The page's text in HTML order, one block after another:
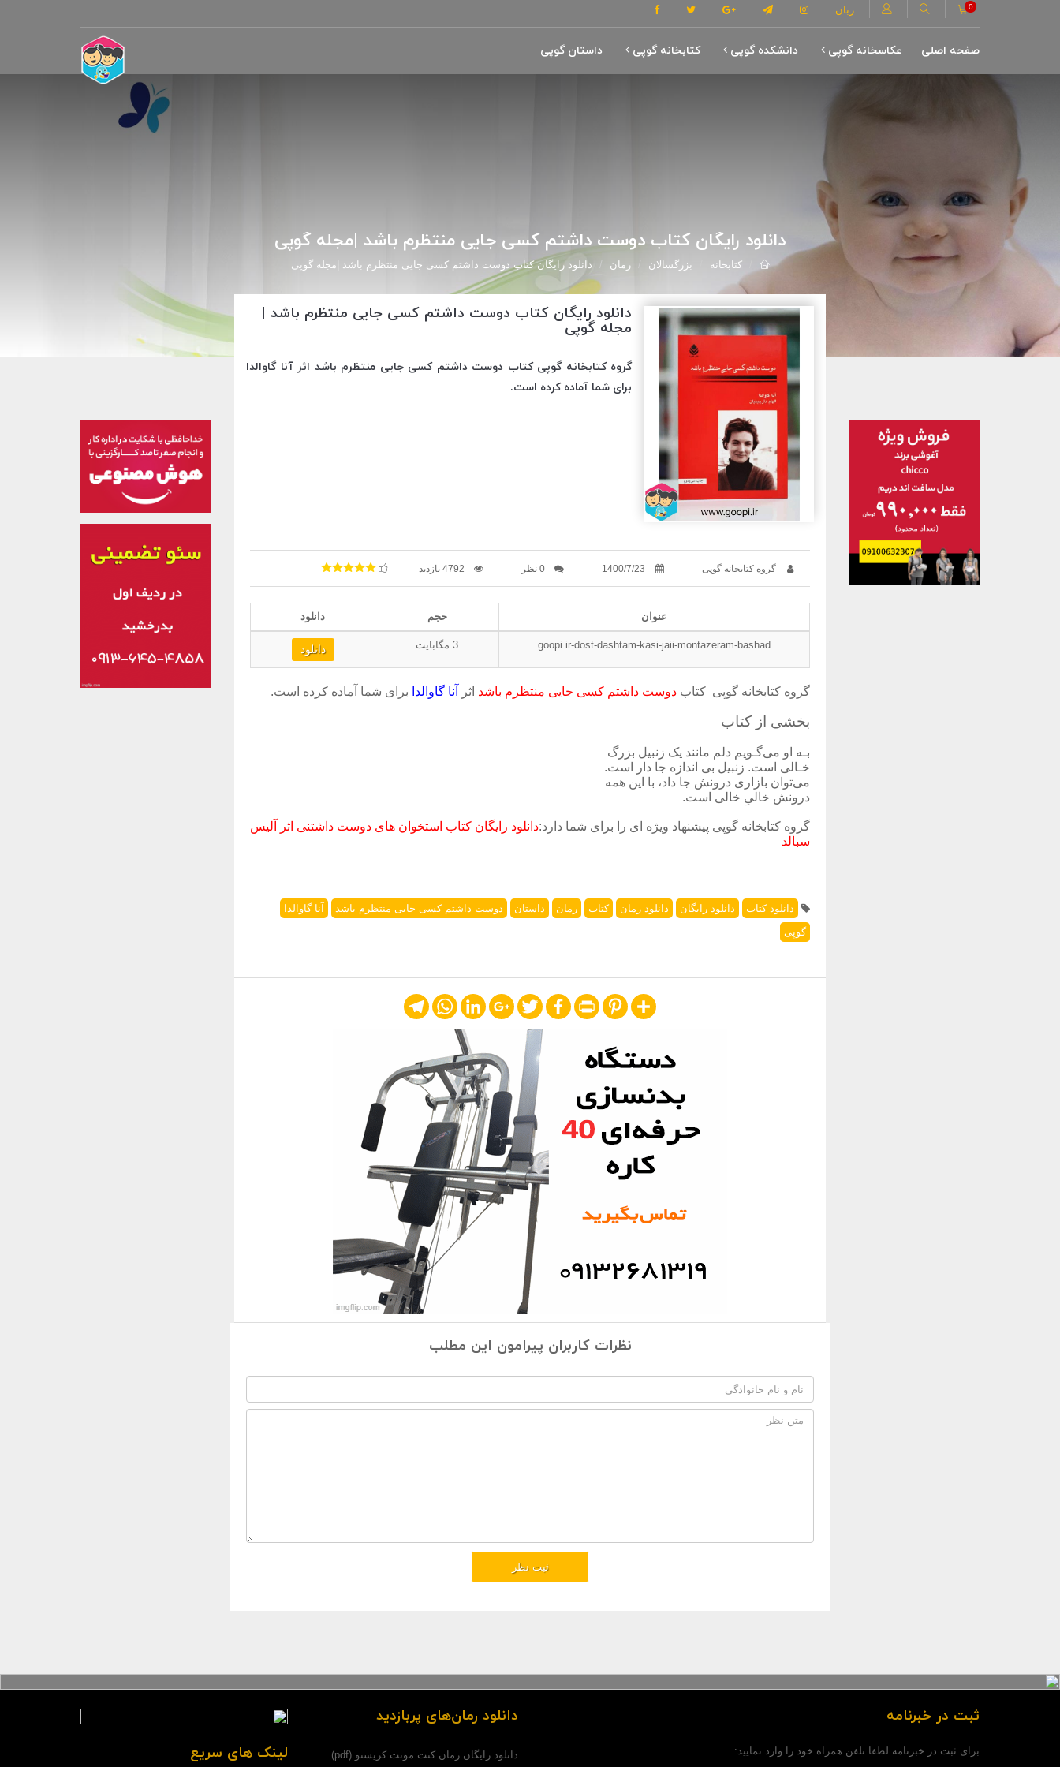
زبان 0
صفحه اصلی عکاسخانه گوپی دانشکده گوپی کتابخانه گوپی داستان گوپی
دانلود رایگان کتاب دوست داشتم کسی جایی منتظرم باشد |مجله گوپی
کتابخانه بزرگسالان رمان دانلود رایگان کتاب دوست داشتم کسی جایی منتظرم باشد |مجله گوپی
دانلود رایگان کتاب دوست داشتم کسی جایی منتظرم باشد |
مجله گوپی
گروه کتابخانه گوپی کتاب دوست داشتم کسی جایی منتظرم باشد اثر آنا گاوالدا
برای شما آماده کرده است.
گروه کتابخانه گوپی 1400/7/23 0 نظر 4792 بازدید
عنوان حجم دانلود
goopi.ir-dost-dashtam-kasi-jaii-montazeram-bashad
3 مگابایت دانلود
گروه کتابخانه گوپی کتاب دوست داشتم کسی جایی منتظرم باشد اثر آنا گاوالدا برای شما آماده کرده است.
بخشی از کتاب
بـه او می‌گـویم دلم مانند یک زنبیل بزرگ
خـالی است. زنبیل بی اندازه جا دار است.
می‌توان بازاری درونش جا داد، با این همه
درونش خالیِ خالی است.
گروه کتابخانه گوپی پیشنهاد ویژه ای را برای شما دارد:دانلود رایگان کتاب استخوان های دوست داشتنی اثر آلیس
سبالد
دانلود کتاب دانلود رایگان دانلود رمان کتاب رمان داستان دوست داشتم کسی جایی منتظرم باشد
آنا گاوالدا
گوپی
Share
Pinterest
Print
Facebook
Twitter
Google+
LinkedIn
WhatsApp
Telegram
نظرات کاربران پیرامون این مطلب
لینک های سریع
دانلود رمان‌های پربازدید
دانلود رایگان رمان کنت مونت کریستو (pdf)...
ثبت در خبرنامه
برای ثبت در خبرنامه لطفا تلفن همراه خود را وارد نمایید: